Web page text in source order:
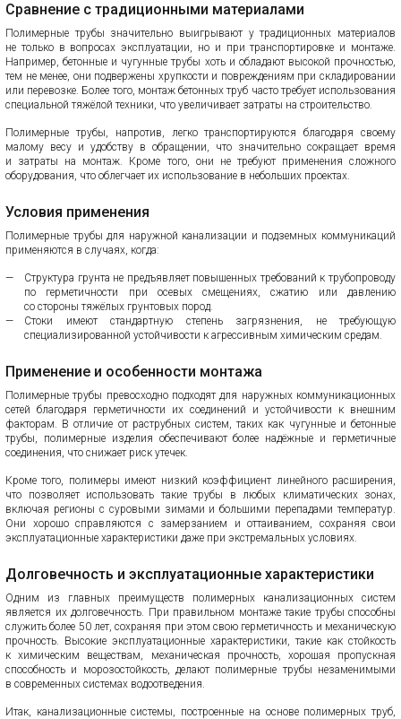
Сравнение с традиционными материалами
Полимерные трубы значительно выигрывают у традиционных материалов
не только в вопросах эксплуатации, но и при транспортировке и монтаже.
Например, бетонные и чугунные трубы хоть и обладают высокой прочностью,
тем не менее, они подвержены хрупкости и повреждениям при складировании
или перевозке. Более того, монтаж бетонных труб часто требует использования
специальной тяжёлой техники, что увеличивает затраты на строительство.
Полимерные трубы, напротив, легко транспортируются благодаря своему
малому весу и удобству в обращении, что значительно сокращает время
и затраты на монтаж. Кроме того, они не требуют применения сложного
оборудования, что облегчает их использование в небольших проектах.
Условия применения
Полимерные трубы для наружной канализации и подземных коммуникаций
применяются в случаях, когда:
Структура грунта не предъявляет повышенных требований к трубопроводу
по герметичности при осевых смещениях, сжатию или давлению
со стороны тяжёлых грунтовых пород.
Стоки имеют стандартную степень загрязнения, не требующую
специализированной устойчивости к агрессивным химическим средам.
Применение и особенности монтажа
Полимерные трубы превосходно подходят для наружных коммуникационных
сетей благодаря герметичности их соединений и устойчивости к внешним
факторам. В отличие от раструбных систем, таких как чугунные и бетонные
трубы, полимерные изделия обеспечивают более надёжные и герметичные
соединения, что снижает риск утечек.
Кроме того, полимеры имеют низкий коэффициент линейного расширения,
что позволяет использовать такие трубы в любых климатических зонах,
включая регионы с суровыми зимами и большими перепадами температур.
Они хорошо справляются с замерзанием и оттаиванием, сохраняя свои
эксплуатационные характеристики даже при экстремальных условиях.
Долговечность и эксплуатационные характеристики
Одним из главных преимуществ полимерных канализационных систем
является их долговечность. При правильном монтаже такие трубы способны
служить более 50 лет, сохраняя при этом свою герметичность и механическую
прочность. Высокие эксплуатационные характеристики, такие как стойкость
к химическим веществам, механическая прочность, хорошая пропускная
способность и морозостойкость, делают полимерные трубы незаменимыми
в современных системах водоотведения.
Итак, канализационные системы, построенные на основе полимерных труб,